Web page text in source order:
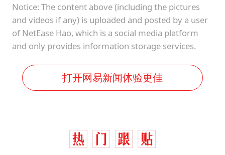
Notice: The content above (including the pictures
and videos if any) is uploaded and posted by a user
of NetEase Hao, which is a social media platform
and only provides information storage services.
打开网易新闻体验更佳